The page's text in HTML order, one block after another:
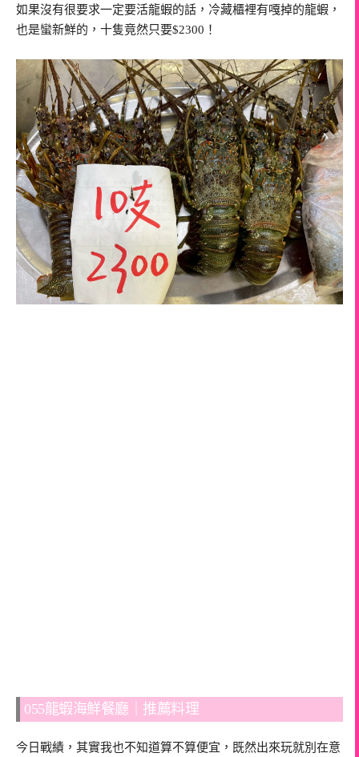
如果沒有很要求一定要活龍蝦的話，冷藏櫃裡有嘎掉的龍蝦，
也是蠻新鮮的，十隻竟然只要$2300！
055龍蝦海鮮餐廳｜推薦料理
今日戰績，其實我也不知道算不算便宜，既然出來玩就別在意